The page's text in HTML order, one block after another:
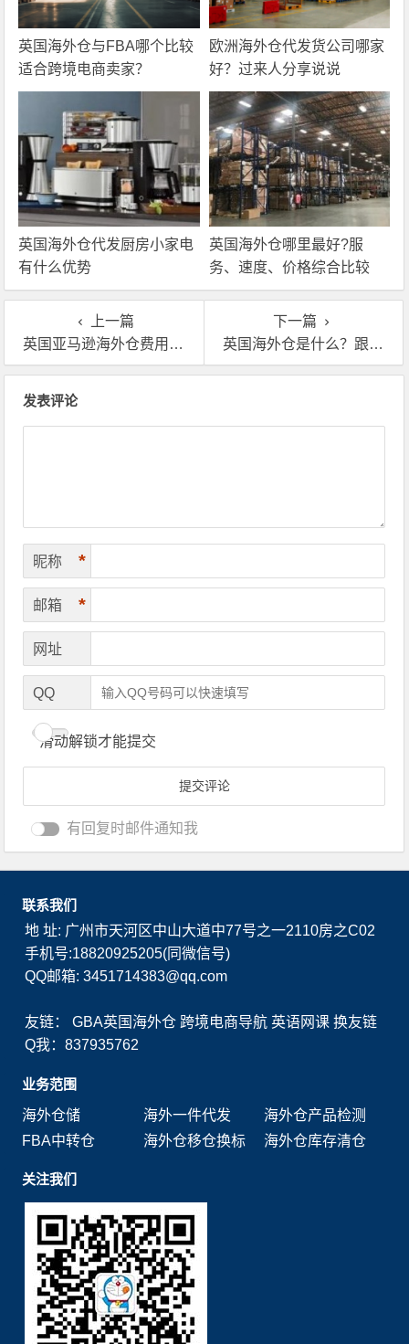
英国海外仓与FBA哪个比较
适合跨境电商卖家？
欧洲海外仓代发货公司哪家
好？过来人分享说说
英国海外仓代发厨房小家电
有什么优势
英国海外仓哪里最好?服
务、速度、价格综合比较
上一篇
英国亚马逊海外仓费用太高，如何降低长期仓储成本？
下一篇
英国海外仓是什么？跟FBA仓有何区别？
发表评论
昵称 *
邮箱 *
网址
QQ
滑动解锁才能提交
有回复时邮件通知我
联系我们
地 址: 广州市天河区中山大道中77号之一2110房之C02
手机号:18820925205(同微信号)
QQ邮箱: 3451714383@qq.com
友链：GBA英国海外仓 跨境电商导航 英语网课 换友链
Q我：837935762
业务范围
海外仓储
海外一件代发
海外仓产品检测
FBA中转仓
海外仓移仓换标 海外仓库存清仓
关注我们